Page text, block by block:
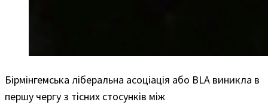
Бірмінгемська ліберальна асоціація або BLA виникла в
першу чергу з тісних стосунків між